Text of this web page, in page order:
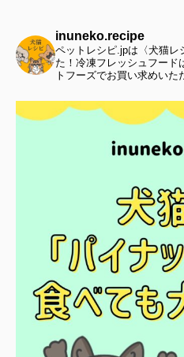
inuneko.recipe
ペットレシピ.jpは〈犬猫レ
た！冷凍フレッシュフード
トフーズでお買い求めい